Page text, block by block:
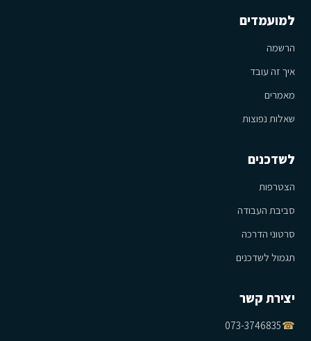
למועמדים
הרשמה
איך זה עובד
מאמרים
שאלות נפוצות
לשדכנים
הצטרפות
סביבת העבודה
סרטוני הדרכה
תגמול לשדכנים
יצירת קשר
☎
073-3746835